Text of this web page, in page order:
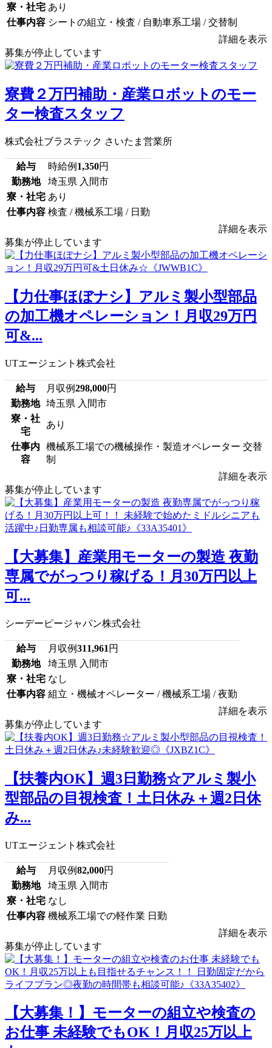
寮・社宅 あり
仕事内容 シートの組立・検査 / 自動車系工場 / 交替制
詳細を表示
募集が停止しています
寮費２万円補助・産業ロボットのモー
ター検査スタッフ
株式会社ブラステック さいたま営業所
給与 時給例 1,350円
勤務地
埼玉県 入間市
寮・社宅 あり
仕事内容 検査 / 機械系工場 / 日勤
詳細を表示
募集が停止しています
【力仕事ほぼナシ】アルミ製小型部品
の加工機オペレーション！月収29万円
可&...
UTエージェント株式会社
給与 月収例298,000円
勤務地
埼玉県 入間市
寮・社
宅
あり
仕事内
容
機械系工場での機械操作・製造オペレーター 交替
制
詳細を表示
募集が停止しています
【大募集】産業用モーターの製造 夜勤
専属でがっつり稼げる！月30万円以上
可...
シーデーピージャパン株式会社
給与 月収例311,961 円
勤務地
埼玉県 入間市
寮・社宅 なし
仕事内容 組立・機械オペレーター / 機械系工場 / 夜勤
詳細を表示
募集が停止しています
【扶養内OK】週3日勤務☆アルミ製小
型部品の目視検査！土日休み＋週2日休
み...
UTエージェント株式会社
給与 月収例82,000円
勤務地
埼玉県 入間市
寮・社宅 なし
仕事内容 機械系工場での軽作業 日勤
詳細を表示
募集が停止しています
【大募集！】モーターの組立や検査の
お仕事 未経験でもOK！月収25万以上